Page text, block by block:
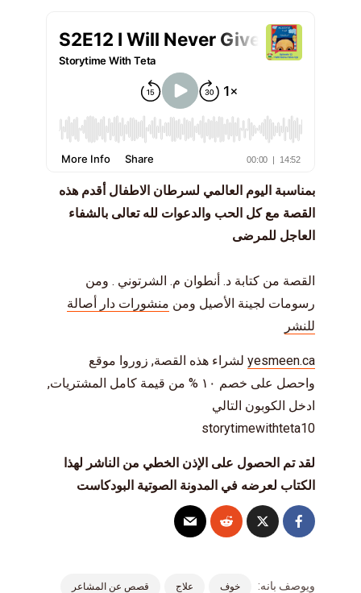
بمناسبة اليوم العالمي لسرطان الاطفال أقدم هذه
القصة مع كل الحب والدعوات لله تعالى بالشفاء
العاجل للمرضى
القصة من كتابة د. أنطوان م. الشرتوني . ومن
رسومات لجينة الأصيل ومن منشورات دار أصالة
للنشر
yesmeen.ca لشراء هذه القصة, زوروا موقع
واحصل على خصم ١٠ % من قيمة كامل المشتريات,
ادخل الكوبون التالي
storytimewithteta10
لقد تم الحصول على الإذن الخطي من الناشر لهذا
الكتاب لعرضه في المدونة الصوتية البودكاست
ويوصف بانه: خوف علاج قصص عن المشاعر